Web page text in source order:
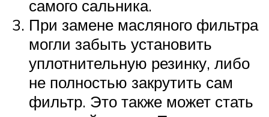
самого сальника.
При замене масляного фильтра
могли забыть установить
уплотнительную резинку, либо
не полностью закрутить сам
фильтр. Это также может стать